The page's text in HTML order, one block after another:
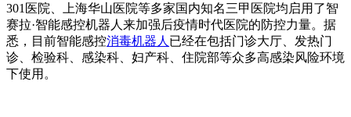
301医院、上海华山医院等多家国内知名三甲医院均启用了智
赛拉·智能感控机器人来加强后疫情时代医院的防控力量。据
悉，目前智能感控消毒机器人 已经在包括门诊大厅、发热门
诊、检验科、感染科、妇产科、住院部等众多高感染风险环境
下使用。